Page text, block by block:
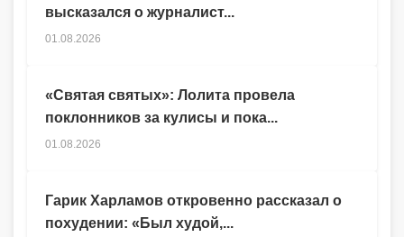
Гарик Харламов откровенно рассказал о
похудении: «Был худой,...
высказался о журналист...
01.08.2026
«Святая святых»: Лолита провела
поклонников за кулисы и пока...
01.08.2026